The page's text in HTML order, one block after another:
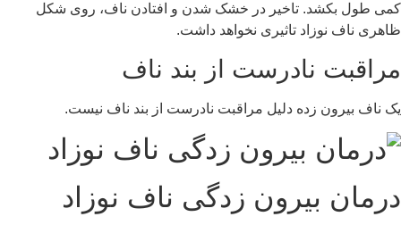
کمی طول بکشد. تاخیر در خشک شدن و افتادن ناف، روی شکل
ظاهری ناف نوزاد تاثیری نخواهد داشت.
مراقبت نادرست از بند ناف
یک ناف بیرون زده دلیل مراقبت نادرست از بند ناف نیست.
درمان بیرون‌ زدگی ناف نوزاد